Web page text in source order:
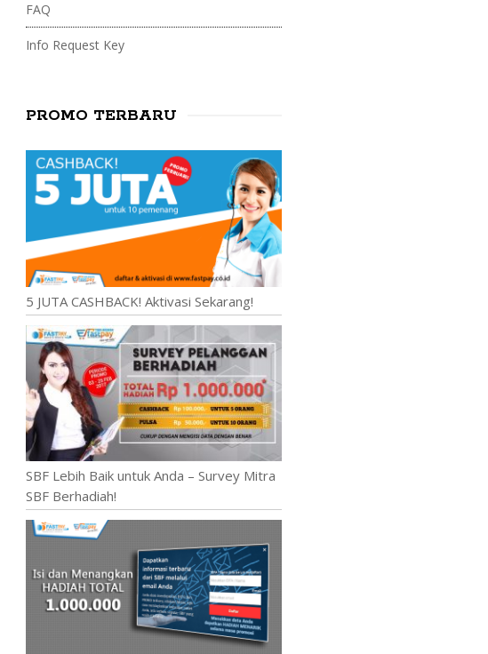
FAQ
Info Request Key
PROMO TERBARU
5 JUTA CASHBACK! Aktivasi Sekarang!
SBF Lebih Baik untuk Anda – Survey Mitra
SBF Berhadiah!